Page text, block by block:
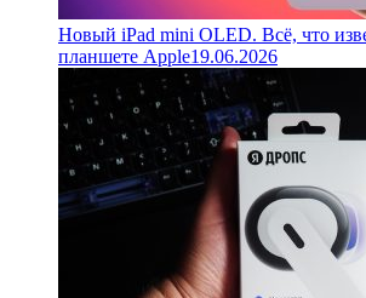
Новый iPad mini OLED. Всё, что
планшете Apple19.06.2026